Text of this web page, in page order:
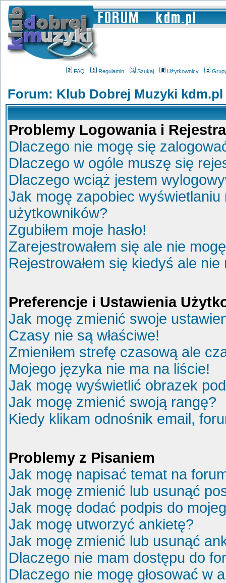
FAQ Regulamin Szukaj Użytkownicy
Forum: Klub Dobrej Muzyki kdm.pl
Problemy Logowania i
Dlaczego nie mogę się
Dlaczego w ogóle muszę się
Dlaczego wciąż jestem
Jak mogę zapobiec
użytkowników?
Zgubiłem moje hasło!
Zarejestrowałem się ale nie
Rejestrowałem się kiedyś ale
Preferencje i Ustawienia
Jak mogę zmienić swoje
Czasy nie są właściwe!
Zmieniłem strefę czasową ale
Mojego języka nie ma na liście!
Jak mogę wyświetlić obrazek
Jak mogę zmienić swoją rangę?
Kiedy klikam odnośnik email,
Problemy z Pisaniem
Jak mogę napisać temat na
Jak mogę zmienić lub usunąć
Jak mogę dodać podpis do
Jak mogę utworzyć ankietę?
Jak mogę zmienić lub usunąć
Dlaczego nie mam dostępu do
Dlaczego nie mogę głosować w